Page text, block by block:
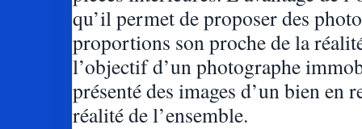
qu’il permet de proposer des
proportions son proche de la
l’objectif d’un photographe
présenté des images d’un bien en
réalité de l’ensemble.